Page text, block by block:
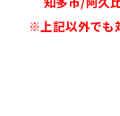
※上記以外でも